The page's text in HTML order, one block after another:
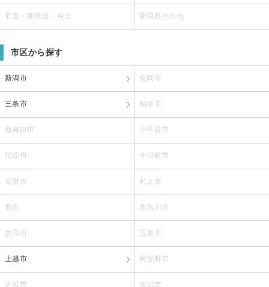
五泉・新発田・村上 新潟県その他
市区から探す
新潟市 長岡市
三条市 柏崎市
新発田市 小千谷市
加茂市 十日町市
見附市 村上市
燕市 糸魚川市
妙高市 五泉市
上越市 阿賀野市
佐渡市 魚沼市